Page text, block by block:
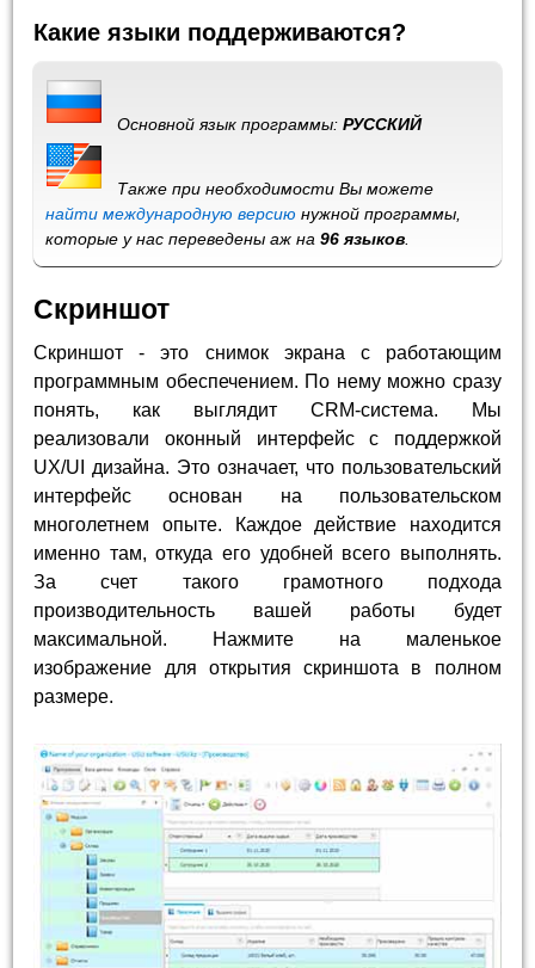
Какие языки поддерживаются?
Основной язык программы:РУССКИЙ
Также при необходимости Вы можете
найти международную версию нужной программы,
которые у нас переведены аж на96 языков
Скриншот
Скриншот - это снимок экрана с работающим
программным обеспечением. По нему можно сразу
понять, как выглядит CRM-система. Мы
реализовали оконный интерфейс с поддержкой
UX/UI дизайна. Это означает, что пользовательский
интерфейс основан на пользовательском
многолетнем опыте. Каждое действие находится
именно там, откуда его удобней всего выполнять.
За счет такого грамотного подхода
производительность вашей работы будет
максимальной. Нажмите на маленькое
изображение для открытия скриншота в полном
размере.